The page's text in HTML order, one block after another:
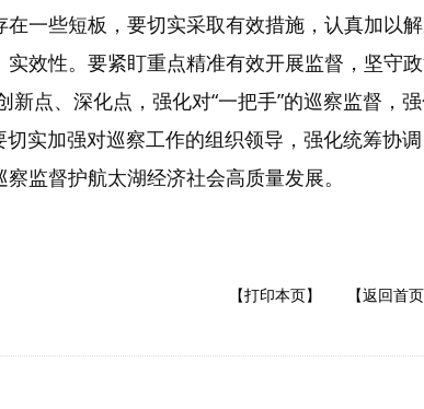
一些短板，要切实采取有效措施，认真加以解
效性。要紧盯重点精准有效开展监督，坚守
点、深化点，强化对“一把手”的巡察监督，
实加强对巡察工作的组织领导，强化统筹协
监督护航太湖经济社会高质量发展。
【打印本页】 【返回首页